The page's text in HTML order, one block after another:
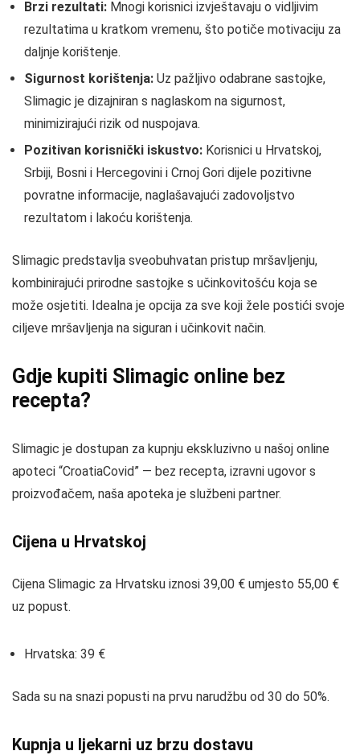
Brzi rezultati: Mnogi korisnici izvještavaju o vidljivim
rezultatima u kratkom vremenu, što potiče motivaciju za
daljnje korištenje.
Sigurnost korištenja: Uz pažljivo odabrane sastojke,
Slimagic je dizajniran s naglaskom na sigurnost,
minimizirajući rizik od nuspojava.
Pozitivan korisnički iskustvo: Korisnici u Hrvatskoj,
Srbiji, Bosni i Hercegovini i Crnoj Gori dijele pozitivne
povratne informacije, naglašavajući zadovoljstvo
rezultatom i lakoću korištenja.
Slimagic predstavlja sveobuhvatan pristup mršavljenju,
kombinirajući prirodne sastojke s učinkovitošću koja se
može osjetiti. Idealna je opcija za sve koji žele postići svoje
ciljeve mršavljenja na siguran i učinkovit način.
Gdje kupiti Slimagic online bez
recepta?
Slimagic je dostupan za kupnju ekskluzivno u našoj online
apoteci “CroatiaCovid” — bez recepta, izravni ugovor s
proizvođačem, naša apoteka je službeni partner.
Cijena u Hrvatskoj
Cijena Slimagic za Hrvatsku iznosi 39,00 € umjesto 55,00 €
uz popust.
Hrvatska: 39 €
Sada su na snazi popusti na prvu narudžbu od 30 do 50%.
Kupnja u ljekarni uz brzu dostavu